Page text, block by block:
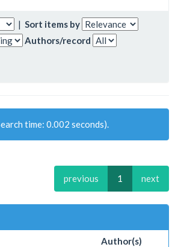
| Sort items by
Authors/record
time: 0.002 seconds).
previous 1 next
Author(s)